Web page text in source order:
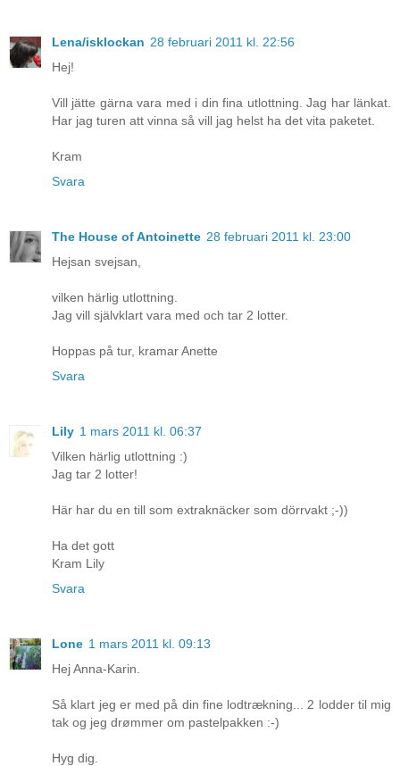
Lena/isklockan 28 februari 2011 kl. 22:56
Hej!
Vill jätte gärna vara med i din fina utlottning. Jag har länkat.
Har jag turen att vinna så vill jag helst ha det vita paketet.
Kram
Svara
The House of Antoinette 28 februari 2011 kl. 23:00
Hejsan svejsan,
vilken härlig utlottning.
Jag vill självklart vara med och tar 2 lotter.
Hoppas på tur, kramar Anette
Svara
Lily 1 mars 2011 kl. 06:37
Vilken härlig utlottning :)
Jag tar 2 lotter!
Här har du en till som extraknäcker som dörrvakt ;-))
Ha det gott
Kram Lily
Svara
Lone 1 mars 2011 kl. 09:13
Hej Anna-Karin.
Så klart jeg er med på din fine lodtrækning... 2 lodder til mig
tak og jeg drømmer om pastelpakken :-)
Hyg dig.